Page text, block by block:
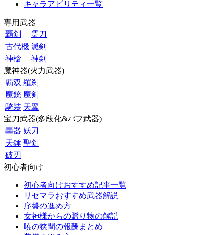
キャラアビリティ一覧
専用武器
覇剣
霊刀
古代機 滅剣
神槍
神剣
魔神器(火力武器)
覇双 羅刹
魔銃 魔剣
騎装 天翼
宝刀武器(多段化&バフ武器)
轟器 妖刀
天錘 聖剣
破刃
初心者向け
初心者向けおすすめ記事一覧
リセマラおすすめ武器解説
序盤の進め方
女神様からの贈り物の解説
暁の狭間の報酬まとめ